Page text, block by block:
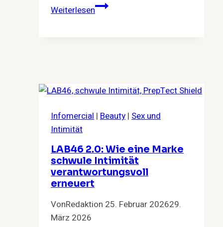
WeiterlesenSchwitzen.
mehr
als
Infomercial | Beauty | Sex und
Intimität
LAB46 2.0: Wie eine Marke
schwule Intimität
verantwortungsvoll
erneuert
VonRedaktion 25. Februar 202629.
März 2026